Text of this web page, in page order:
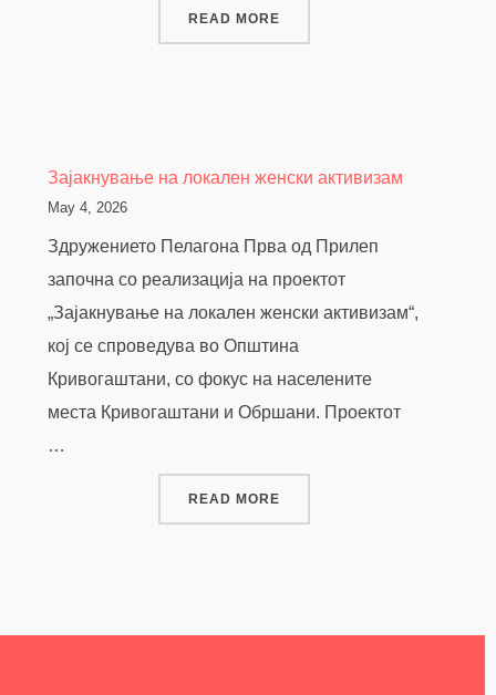
READ MORE
Зајакнување на локален женски активизам
May 4, 2026
Здружението Пелагона Прва од Прилеп
започна со реализација на проектот
„Зајакнување на локален женски активизам“,
кој се спроведува во Општина
Кривогаштани, со фокус на населените
места Кривогаштани и Обршани. Проектот
…
READ MORE